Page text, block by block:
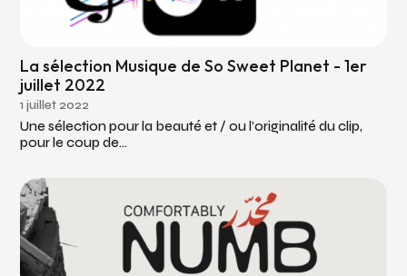
La sélection Musique de So Sweet Planet - 1er
juillet 2022
1 juillet 2022
Une sélection pour la beauté et / ou l’originalité du clip,
pour le coup de...